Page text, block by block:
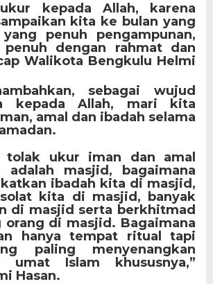
kepada Allah, karena
kita ke bulan yang
penuh pengampunan,
penuh dengan rahmat dan
Walikota Bengkulu Helmi
sebagai wujud
kepada Allah, mari kita
amal dan ibadah selama
tolak ukur iman dan amal
masjid, bagaimana
ibadah kita di masjid,
solat kita di masjid, banyak
di masjid serta berkhitmad
orang di masjid. Bagaimana
hanya tempat ritual tapi
paling menyenangkan
Islam khususnya,”
Hasan.